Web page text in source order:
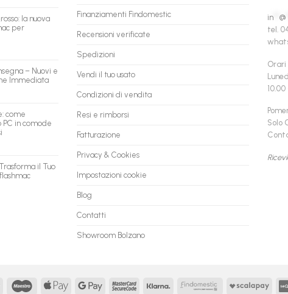
la nuova
per
– Nuovi e
Immediata
come
PC in comode
il Tuo
Finanziamenti Findomestic
Recensioni verificate
Spedizioni
Vendi il tuo usato
Condizioni di vendita
Resi e rimborsi
Fatturazione
Privacy & Cookies
Impostazioni cookie
Blog
Contatti
Showroom Bolzano
in** @
tel.
Orari
10.00
Solo
Maestro Apple
Google MasterCardKlarna Findomestic